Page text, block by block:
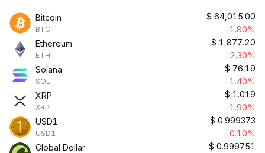
Bitcoin
BTC
$ 64,015.00
-1.80%
Ethereum
ETH
$ 1,877.20
-2.30%
Solana
SOL
$ 76.19
-1.40%
XRP
XRP
$ 1.019
-1.90%
USD1
USD1
$ 0.999373
-0.10%
Global Dollar
$ 0.999751